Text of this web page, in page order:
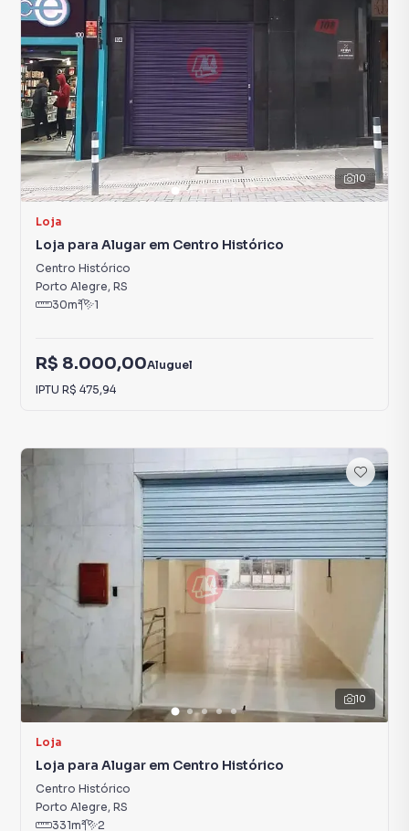
10
Loja
Loja para Alugar em Centro Histórico
Centro Histórico
Porto Alegre, RS
30m² 1
R$ 8.000,00Aluguel
IPTU R$ 475,94
10
Loja
Loja para Alugar em Centro Histórico
Centro Histórico
Porto Alegre, RS
331m² 2